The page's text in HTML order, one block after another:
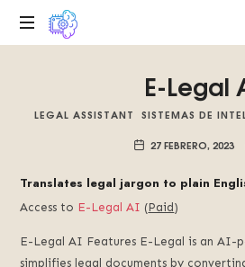
la
del
Roko,
fomentamos
E-Legal
LEGAL ASSISTANT
SISTEMAS DE
27 FEBRERO, 2023
Translates legal jargon to plain
Access to E-Legal AI (Paid )
E-Legal AI Features E-Legal is an
simplifies legal documents by